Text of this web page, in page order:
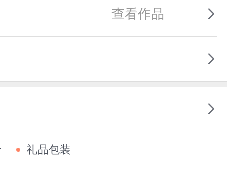
查看作品
礼品包装